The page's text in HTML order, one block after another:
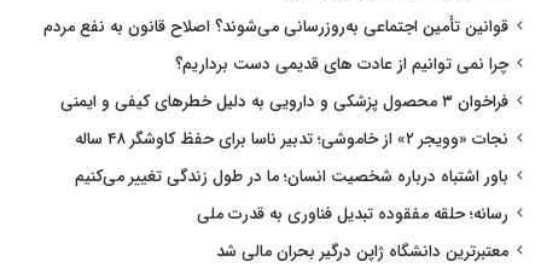
قوانین تأمین اجتماعی به‌روزرسانی می‌شوند؟ اصلاح قانون به نفع مردم
چرا نمی توانیم از عادت های قدیمی دست برداریم؟
فراخوان ۳ محصول پزشکی و دارویی به دلیل خطرهای کیفی و ایمنی
نجات «وویجر ۲» از خاموشی؛ تدبیر ناسا برای حفظ کاوشگر ۴۸ ساله
باور اشتباه درباره شخصیت انسان؛ ما در طول زندگی تغییر می‌کنیم
رسانه؛ حلقه مفقوده تبدیل فناوری به قدرت ملی
معتبرترین دانشگاه ژاپن درگیر بحران مالی شد